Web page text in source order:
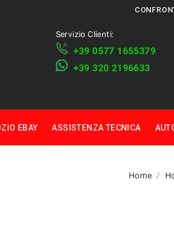
Servizio Clienti:
+39 ​​0577 1655379
​+39 320 2196633
EBAY ASSISTENZA TECNICA
Home